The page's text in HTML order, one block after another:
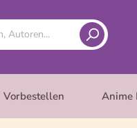
Vorbestellen Anime